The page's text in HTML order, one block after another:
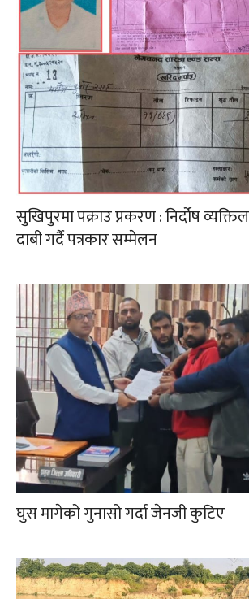
सुखिपुरमा पक्राउ प्रकरण : निर्दोष
दाबी गर्दै पत्रकार सम्मेलन
घुस मागेको गुनासो गर्दा जेनजी कुटिए